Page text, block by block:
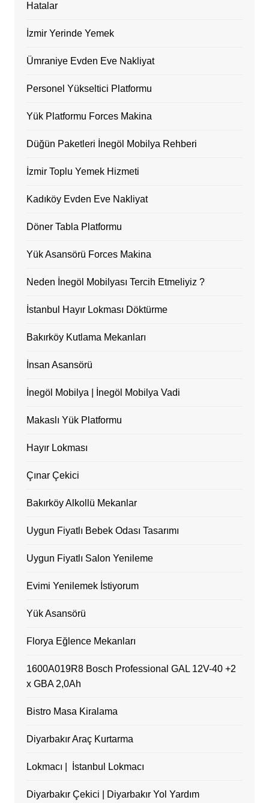
Hatalar
İzmir Yerinde Yemek
Ümraniye Evden Eve Nakliyat
Personel Yükseltici Platformu
Yük Platformu Forces Makina
Düğün Paketleri İnegöl Mobilya Rehberi
İzmir Toplu Yemek Hizmeti
Kadıköy Evden Eve Nakliyat
Döner Tabla Platformu
Yük Asansörü Forces Makina
Neden İnegöl Mobilyası Tercih Etmeliyiz ?
İstanbul Hayır Lokması Döktürme
Bakırköy Kutlama Mekanları
İnsan Asansörü
İnegöl Mobilya | İnegöl Mobilya Vadi
Makaslı Yük Platformu
Hayır Lokması
Çınar Çekici
Bakırköy Alkollü Mekanlar
Uygun Fiyatlı Bebek Odası Tasarımı
Uygun Fiyatlı Salon Yenileme
Evimi Yenilemek İstiyorum
Yük Asansörü
Florya Eğlence Mekanları
1600A019R8 Bosch Professional GAL 12V-40 +2
x GBA 2,0Ah
Bistro Masa Kiralama
Diyarbakır Araç Kurtarma
Lokmacı | İstanbul Lokmacı
Diyarbakır Çekici | Diyarbakır Yol Yardım